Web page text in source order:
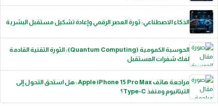
الذكاء الاصطناعي: ثورة العصر الرقمي وإعادة تشكيل مستقبل البشرية
الحوسبة الكمومية (Quantum Computing): الثورة التقنية القادمة
لفك شفرات المستقبل
مراجعة هاتف Apple iPhone 15 Pro Max: هل استحق التحول إلى
التيتانيوم ومنفذ Type-C؟